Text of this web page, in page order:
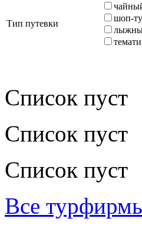
Тип путевки
шоп-
Список пуст
Список пуст
Список пуст
Все